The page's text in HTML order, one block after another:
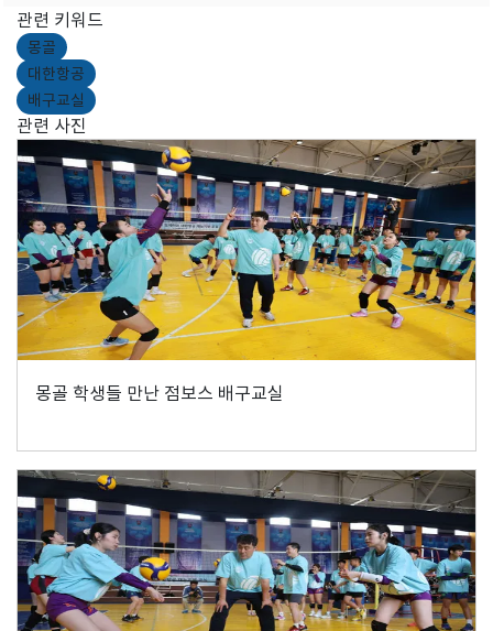
관련 키워드
몽골
대한항공
배구교실
관련 사진
몽골 학생들 만난 점보스 배구교실